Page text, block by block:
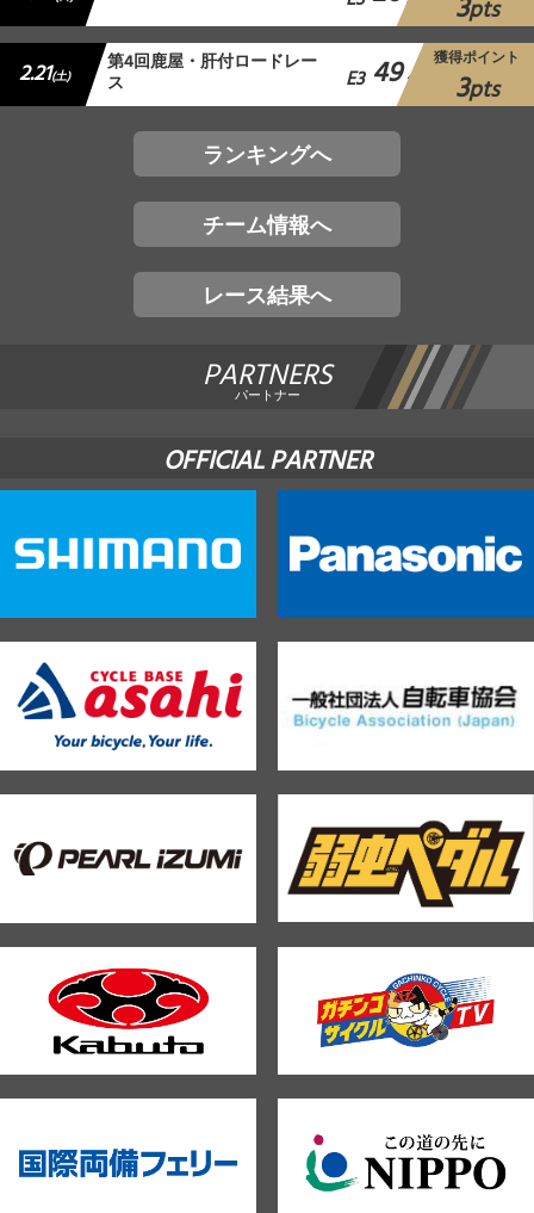
3pts
2.21(土) 第4回鹿屋・肝付ロードレー
ス E3 49 位
獲得ポイント
3pts
ランキングへ
チーム情報へ
レース結果へ
PARTNERS
パートナー
OFFICIAL PARTNER